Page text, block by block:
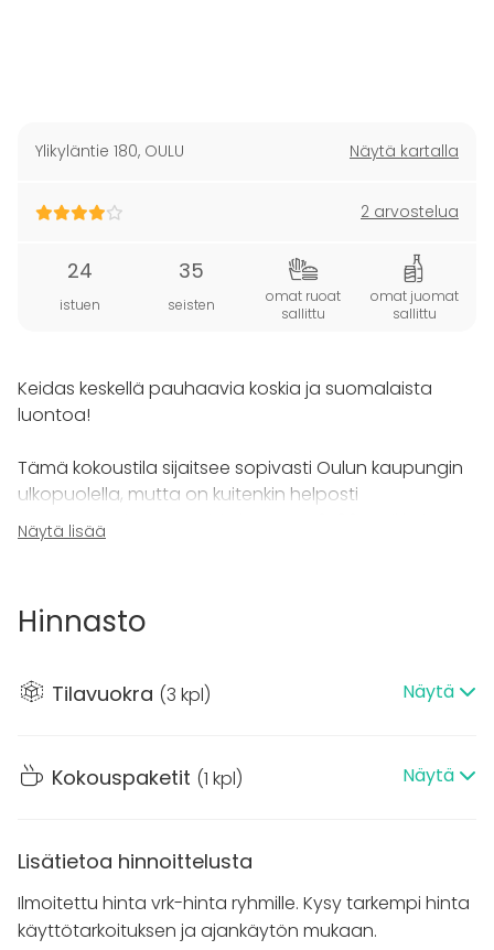
Ylikyläntie 180, OULU Näytä kartalla
2 arvostelua
24
istuen
35
seisten
omat ruoat
sallittu
omat juomat
sallittu
Keidas keskellä pauhaavia koskia ja suomalaista
luontoa!
Tämä kokoustila sijaitsee sopivasti Oulun kaupungin
ulkopuolella, mutta on kuitenkin helposti
saavutettavissa! Kesäisin katettu 50-80-paikkainen
terassi laajentaa kapasiteettia mukavasti, talviaikaan
Sekä ruokatila että erillinen kokoushuone soveltuu
koskimaisema luovat hienot puitteet onnistuneelle
kokoukselle ja hyvälle keskittymiselle.
Näytä lisää
Hinnasto
Tilavuokra (3 kpl) Näytä
Kokouspaketit (1 kpl) Näytä
Lisätietoa hinnoittelusta
Ilmoitettu hinta vrk-hinta ryhmille. Kysy tarkempi hinta
käyttötarkoituksen ja ajankäytön mukaan.